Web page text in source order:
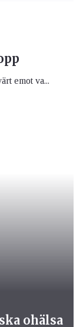
emot va...
ohälsa